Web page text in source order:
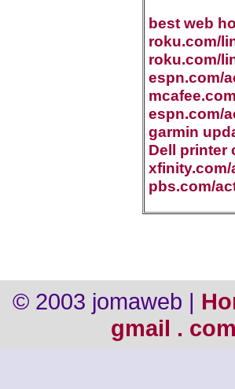
best web
roku.com/
roku.com/
espn.com/
espn.com/
garmin
Dell printer
xfinity.com/
pbs.com/
© 2003 jomaweb |
gmail .